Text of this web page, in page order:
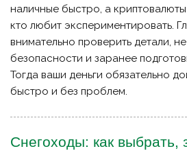
наличные быстро, а криптовалюты
кто любит экспериментировать.
внимательно проверить детали,
безопасности и заранее
Тогда ваши деньги обязательно
быстро и без проблем.
Снегоходы: как выбрать,